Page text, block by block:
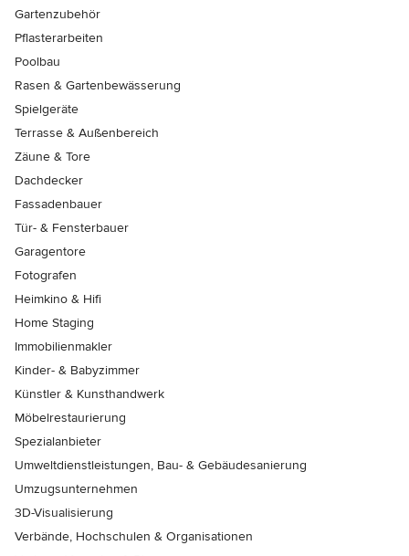
Gartenzubehör
Pflasterarbeiten
Poolbau
Rasen & Gartenbewässerung
Spielgeräte
Terrasse & Außenbereich
Zäune & Tore
Dachdecker
Fassadenbauer
Tür- & Fensterbauer
Garagentore
Fotografen
Heimkino & Hifi
Home Staging
Immobilienmakler
Kinder- & Babyzimmer
Künstler & Kunsthandwerk
Möbelrestaurierung
Spezialanbieter
Umweltdienstleistungen, Bau- & Gebäudesanierung
Umzugsunternehmen
3D-Visualisierung
Verbände, Hochschulen & Organisationen